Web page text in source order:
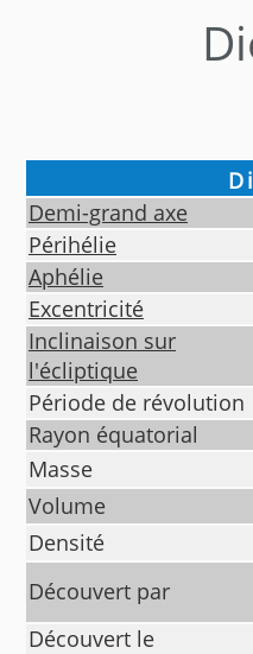
Demi-grand axe
Périhélie
Aphélie
Excentricité
Inclinaison sur
l'écliptique
Période de révolution
Rayon équatorial
Masse
Volume
Densité
Découvert par
Découvert le